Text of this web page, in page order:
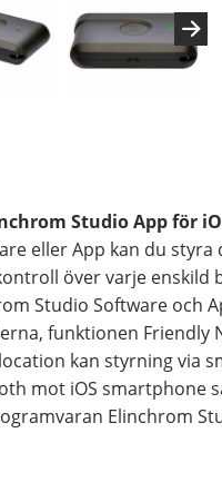
Studio App för
eller App kan du styra
över varje enskild
Studio Software och
funktionen Friendly
kan styrning via
mot iOS smartphone
Elinchrom